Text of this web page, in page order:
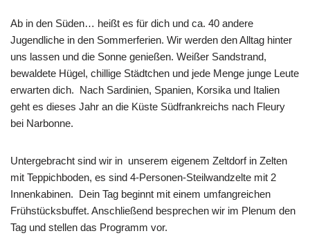
Ab in den Süden… heißt es für dich und ca. 40 andere
Jugendliche in den Sommerferien. Wir werden den Alltag hinter
uns lassen und die Sonne genießen. Weißer Sandstrand,
bewaldete Hügel, chillige Städtchen und jede Menge junge Leute
erwarten dich. Nach Sardinien, Spanien, Korsika und Italien
geht es dieses Jahr an die Küste Südfrankreichs nach Fleury
bei Narbonne.
Untergebracht sind wir in unserem eigenem Zeltdorf in Zelten
mit Teppichboden, es sind 4-Personen-Steilwandzelte mit 2
Innenkabinen. Dein Tag beginnt mit einem umfangreichen
Frühstücksbuffet. Anschließend besprechen wir im Plenum den
Tag und stellen das Programm vor.